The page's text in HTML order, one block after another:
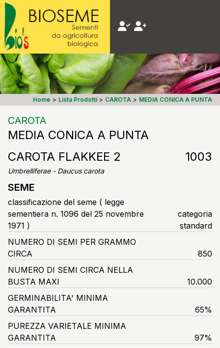
Home > Lista Prodotti > CAROTA > MEDIA CONICA A PUNTA
CAROTA
MEDIA CONICA A PUNTA
CAROTA FLAKKEE 2
1003
Umbrelliferae - Daucus carota
SEME
classificazione del seme ( legge
sementiera n. 1096 del 25 novembre
1971 )
categoria
standard
NUMERO DI SEMI PER GRAMMO
CIRCA
850
NUMERO DI SEMI CIRCA NELLA
BUSTA MAXI
10.000
GERMINABILITA' MINIMA
GARANTITA
65%
PUREZZA VARIETALE MINIMA
GARANTITA
97%